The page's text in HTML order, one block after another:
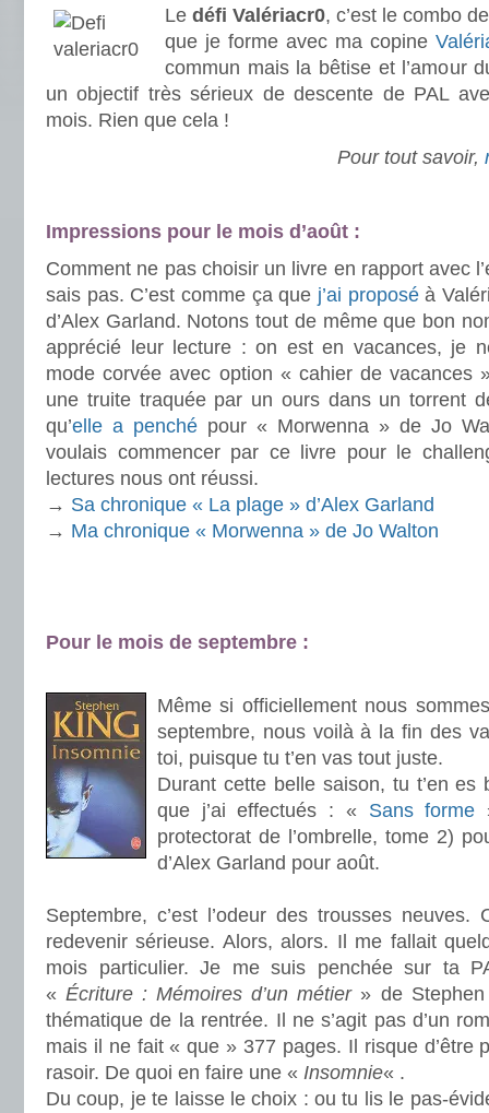
Le défi Valériacr0, c’est le combo
que je forme avec ma copine
commun mais la bêtise et l’amour
un objectif très sérieux de descente de PAL
mois. Rien que cela !
Pour tout savoir,
Impressions pour le mois d’août :
Comment ne pas choisir un livre en rapport avec
sais pas. C’est comme ça que j’ai proposéà
d’Alex Garland. Notons tout de même que bon
apprécié leur lecture : on est en vacances, je
mode corvée avec option « cahier de vacances
une truite traquée par un ours dans un torrent
qu’elle a penché pour « Morwenna » de Jo
voulais commencer par ce livre pour le
lectures nous ont réussi.
→ Sa chronique « La plage » d’Alex Garland
→ Ma chronique « Morwenna » de Jo Walton
Pour le mois de septembre :
Même si officiellement nous
septembre, nous voilà à la fin des
toi, puisque tu t’en vas tout juste.
Durant cette belle saison, tu t’en
que j’ai effectués : « Sans forme
protectorat de l’ombrelle, tome 2)
d’Alex Garland pour août.
Septembre, c’est l’odeur des trousses neuves.
redevenir sérieuse. Alors, alors. Il me fallait
mois particulier. Je me suis penchée sur ta
«Écriture : Mémoires d’un métier» de Stephen
thématique de la rentrée. Il ne s’agit pas d’un
mais il ne fait « que » 377 pages. Il risque
rasoir. De quoi en faire une « Insomnie« .
Du coup, je te laisse le choix : ou tu lis le pas-